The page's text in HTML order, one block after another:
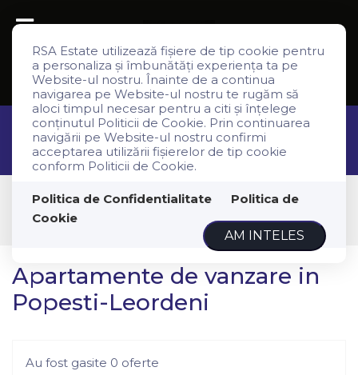
RSA Estate utilizează fişiere de tip cookie pentru
a personaliza și îmbunătăți experiența ta pe
Website-ul nostru. Înainte de a continua
navigarea pe Website-ul nostru te rugăm să
aloci timpul necesar pentru a citi și înțelege
conținutul Politicii de Cookie. Prin continuarea
navigării pe Website-ul nostru confirmi
acceptarea utilizării fişierelor de tip cookie
conform Politicii de Cookie.
Politica de Confidentialitate
Politica de
Cookie
AM INTELES
Filtreaza
Vanzare
Apartamente
Apartamente de vanzare in
Popesti-Leordeni
Au fost gasite 0 oferte